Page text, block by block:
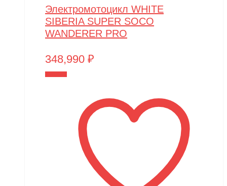
Электромотоцикл WHITE
SIBERIA SUPER SOCO
WANDERER PRO
348,990 ₽